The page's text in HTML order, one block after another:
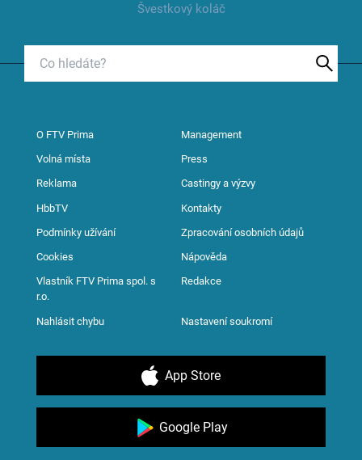
Švestkový koláč
O FTV Prima Management
Volná místa Press
Reklama Castingy a výzvy
HbbTV Kontakty
Podmínky užívání Zpracování osobních údajů
Cookies Nápověda
Vlastník FTV Prima spol. s
r.o.
Redakce
Nahlásit chybu Nastavení soukromí
App Store
Google Play